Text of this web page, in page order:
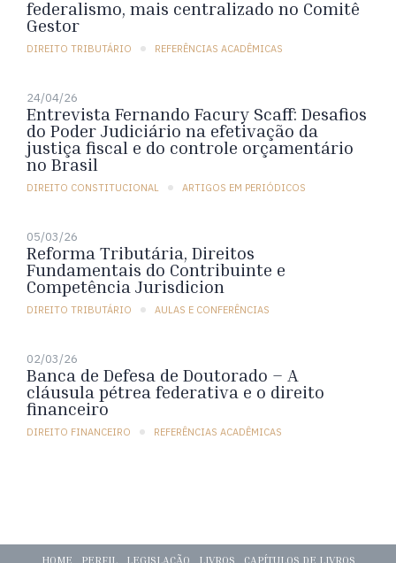
federalismo, mais centralizado no Comitê
Gestor
DIREITO TRIBUTÁRIO REFERÊNCIAS ACADÊMICAS
24/04/26
Entrevista Fernando Facury Scaff: Desafios
do Poder Judiciário na efetivação da
justiça fiscal e do controle orçamentário
no Brasil
DIREITO CONSTITUCIONAL ARTIGOS EM PERIÓDICOS
05/03/26
Reforma Tributária, Direitos
Fundamentais do Contribuinte e
Competência Jurisdicion
DIREITO TRIBUTÁRIO AULAS E CONFERÊNCIAS
02/03/26
Banca de Defesa de Doutorado – A
cláusula pétrea federativa e o direito
financeiro
DIREITO FINANCEIRO REFERÊNCIAS ACADÊMICAS
HOME PERFIL LEGISLAÇÃO LIVROS CAPÍTULOS DE LIVROS